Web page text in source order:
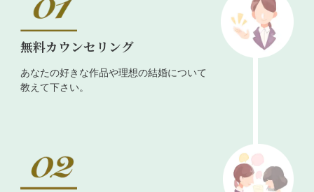
無料カウンセリング
あなたの好きな作品や理想の結婚について
教えて下さい。